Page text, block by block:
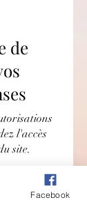
de
l'accès
site.
Facebook